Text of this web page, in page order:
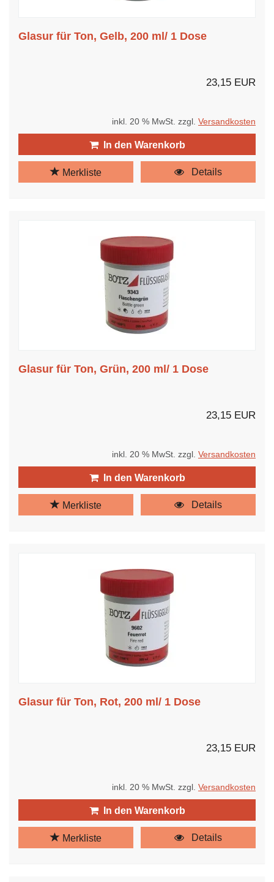
Glasur für Ton, Gelb, 200 ml/ 1 Dose
23,15 EUR
inkl. 20 % MwSt. zzgl. Versandkosten
In den Warenkorb
Merkliste Details
Glasur für Ton, Grün, 200 ml/ 1 Dose
23,15 EUR
inkl. 20 % MwSt. zzgl. Versandkosten
In den Warenkorb
Merkliste Details
Glasur für Ton, Rot, 200 ml/ 1 Dose
23,15 EUR
inkl. 20 % MwSt. zzgl. Versandkosten
In den Warenkorb
Merkliste Details